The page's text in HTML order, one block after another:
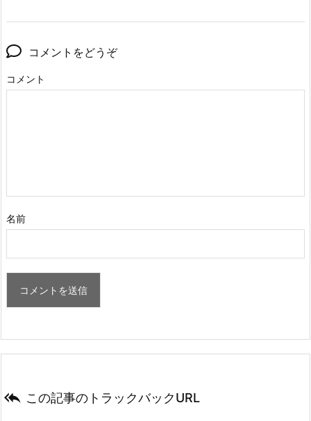
コメントをどうぞ
コメント
名前
 この記事のトラックバックURL